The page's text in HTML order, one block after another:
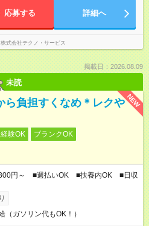
応募する 詳細へ
株式会社テクノ・サービス
掲載日：2026.08.09
未読
NEW
ら負担すくなめ＊レクや
験OK
ブランクOK
円～ ■週払いOK ■扶養内OK ■日収
（ガソリン代もOK！）